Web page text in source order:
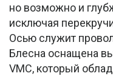
но возможно и
исключая
Осью служит
Блесна оснащена
VMC, который